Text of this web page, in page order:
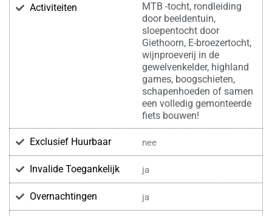
Activiteiten
MTB -tocht, rondleiding
door beeldentuin,
sloepentocht door
Giethoorn, E-broezertocht,
wijnproeverij in de
gewelvenkelder, highland
games, boogschieten,
schapenhoeden of samen
een volledig gemonteerde
fiets bouwen!
Exclusief Huurbaar nee
Invalide Toegankelijk ja
Overnachtingen ja